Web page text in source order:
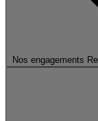
Nos engagements